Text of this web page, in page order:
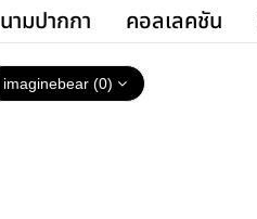
นามปากกา คอลเลคชัน
imaginebear (0)